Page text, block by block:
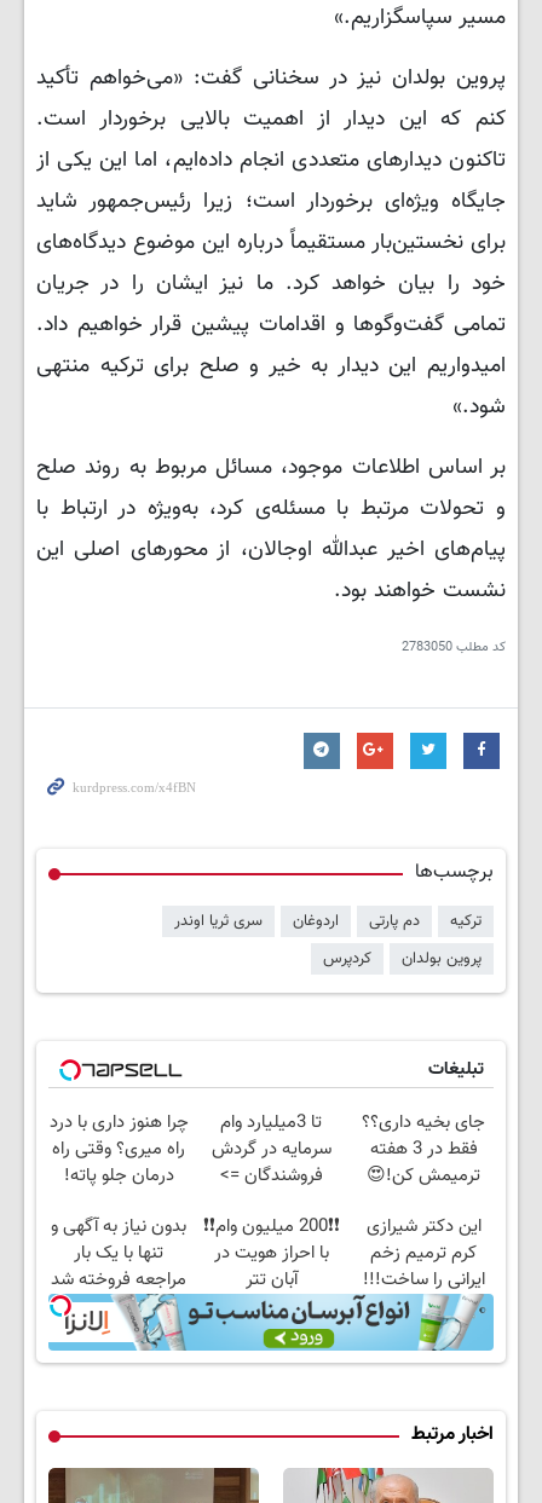
مسیر سپاسگزاریم.»
پروین بولدان نیز در سخنانی گفت: «می‌خواهم تأکید
کنم که این دیدار از اهمیت بالایی برخوردار است.
تاکنون دیدارهای متعددی انجام داده‌ایم، اما این یکی از
جایگاه ویژه‌ای برخوردار است؛ زیرا رئیس‌جمهور شاید
برای نخستین‌بار مستقیماً درباره این موضوع دیدگاه‌های
خود را بیان خواهد کرد. ما نیز ایشان را در جریان
تمامی گفت‌وگوها و اقدامات پیشین قرار خواهیم داد.
امیدواریم این دیدار به خیر و صلح برای ترکیه منتهی
شود.»
بر اساس اطلاعات موجود، مسائل مربوط به روند صلح
و تحولات مرتبط با مسئله‌ی کرد، به‌ویژه در ارتباط با
پیام‌های اخیر عبدالله اوجالان، از محورهای اصلی این
نشست خواهند بود.
کد مطلب2783050
برچسب‌ها
ترکیه دم پارتی اردوغان
سری ثریا اوندر
پروین بولدان
کردپرس
تبلیغات
جای بخیه داری؟؟
فقط در 3 هفته
ترمیمش کن!😍
تا 3میلیارد وام
سرمایه در گردش
فروشندگان =>
کن
چرا هنوز داری با درد
راه میری؟ وقتی راه
درمان جلو پاته!
این دکتر شیرازی
کرم ترمیم زخم
ایرانی را ساخت!!!
❗❗200 میلیون وام❗❗
با احراز هویت در
آبان تتر
بدون نیاز به آگهی و
تنها با یک بار
مراجعه فروخته شد
اخبار مرتبط